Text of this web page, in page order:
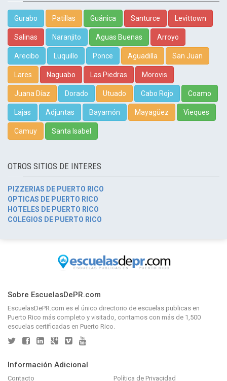
Gurabo Patillas Guánica Santurce Levittown
Salinas Naranjito Aguas Buenas Arroyo
Arecibo Luquillo Ponce Aguadilla San Juan
Lares Naguabo Las Piedras Morovis
Juana Díaz Dorado Utuado Cabo Rojo Coamo
Lajas Adjuntas Bayamón Mayagüez Vieques
Camuy Santa Isabel
OTROS SITIOS DE INTERES
PIZZERIAS DE PUERTO RICO
OPTICAS DE PUERTO RICO
HOTELES DE PUERTO RICO
COLEGIOS DE PUERTO RICO
Sobre EscuelasDePR.com
EscuelasDePR.com es el único directorio de escuelas publicas en
Puerto Rico más completo y visitado, contamos con más de 1,500
escuelas certificadas en Puerto Rico.
Información Adicional
Contacto Política de Privacidad